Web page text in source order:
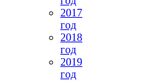
2017
год
2018
год
2019
год